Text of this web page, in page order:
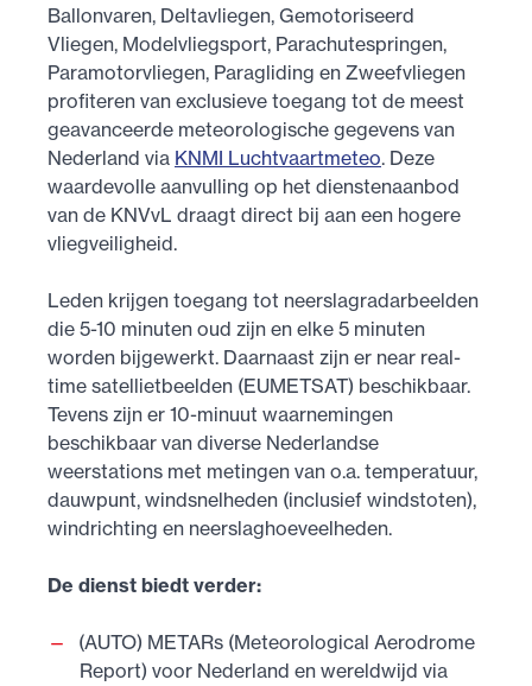
Ballonvaren, Deltavliegen, Gemotoriseerd
Vliegen, Modelvliegsport, Parachutespringen,
Paramotorvliegen, Paragliding en Zweefvliegen
profiteren van exclusieve toegang tot de meest
geavanceerde meteorologische gegevens van
Nederland via KNMI Luchtvaartmeteo. Deze
waardevolle aanvulling op het dienstenaanbod
van de KNVvL draagt direct bij aan een hogere
vliegveiligheid.
Leden krijgen toegang tot neerslagradarbeelden
die 5-10 minuten oud zijn en elke 5 minuten
worden bijgewerkt. Daarnaast zijn er near real-
time satellietbeelden (EUMETSAT) beschikbaar.
Tevens zijn er 10-minuut waarnemingen
beschikbaar van diverse Nederlandse
weerstations met metingen van o.a. temperatuur,
dauwpunt, windsnelheden (inclusief windstoten),
windrichting en neerslaghoeveelheden.
De dienst biedt verder:
(AUTO) METARs (Meteorological Aerodrome
Report) voor Nederland en wereldwijd via